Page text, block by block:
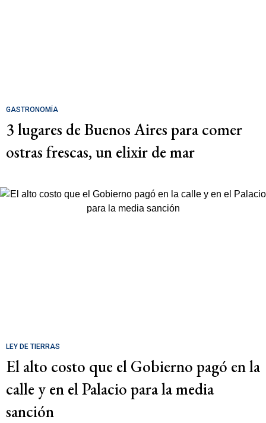
GASTRONOMÍA
3 lugares de Buenos Aires para comer
ostras frescas, un elixir de mar
LEY DE TIERRAS
El alto costo que el Gobierno pagó en la
calle y en el Palacio para la media
sanción